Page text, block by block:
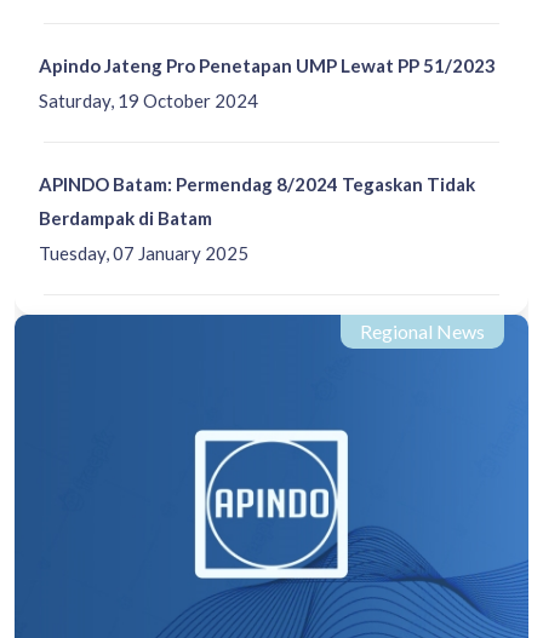
Saturday, 19 October 2024
Apindo Jateng Pro Penetapan UMP Lewat PP 51/2023
Tuesday, 07 January 2025
APINDO Batam: Permendag 8/2024 Tegaskan Tidak
Berdampak di Batam
Regional News